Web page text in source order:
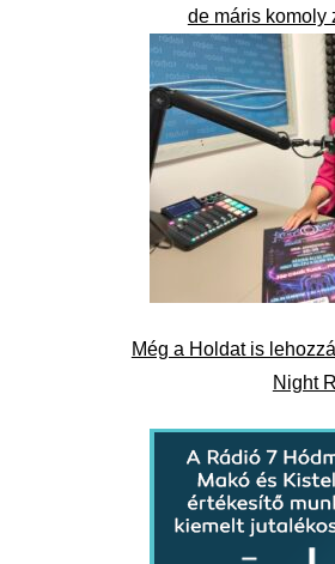
de máris komoly
Még a Holdat is
Night